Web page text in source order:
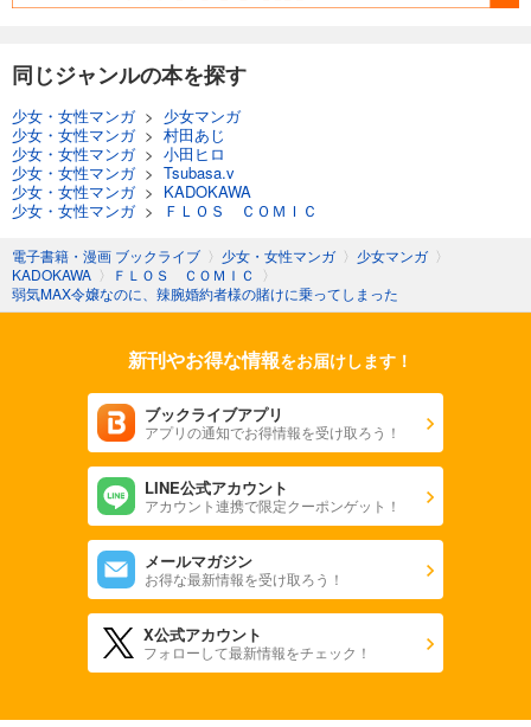
同じジャンルの本を探す
少女・女性マンガ> 少女マンガ
少女・女性マンガ> 村田あじ
少女・女性マンガ> 小田ヒロ
少女・女性マンガ> Tsubasa.v
少女・女性マンガ> KADOKAWA
少女・女性マンガ> ＦＬＯＳ ＣＯＭＩＣ
電子書籍・漫画 ブックライブ 〉 少女・女性マンガ 〉 少女マンガ 〉
KADOKAWA 〉 ＦＬＯＳ ＣＯＭＩＣ
〉
弱気MAX令嬢なのに、辣腕婚約者様の賭けに乗ってしまった
新刊やお得な情報をお届けします！
ブックライブアプリ
アプリの通知でお得情報を受け取ろう！
LINE公式アカウント
アカウント連携で限定クーポンゲット！
メールマガジン
お得な最新情報を受け取ろう！
X公式アカウント
フォローして最新情報をチェック！